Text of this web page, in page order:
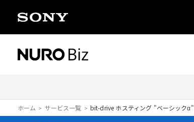
ホーム サービス一覧 bit-drive ホスティング "ベーシックα"